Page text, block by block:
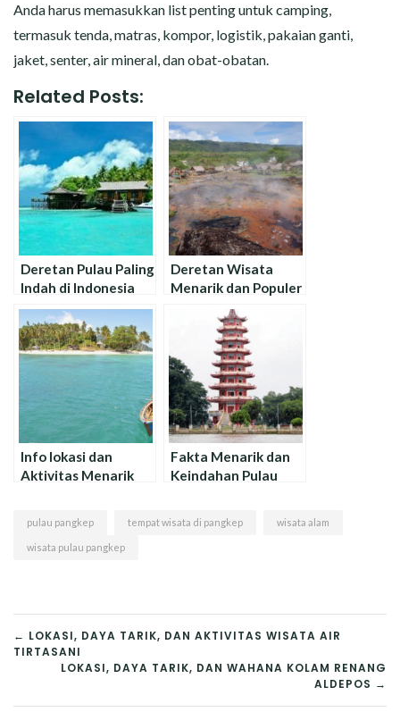
Anda harus memasukkan list penting untuk camping,
termasuk tenda, matras, kompor, logistik, pakaian ganti,
jaket, senter, air mineral, dan obat-obatan.
Related Posts:
Deretan Pulau Paling
Indah di Indonesia
untuk Liburan
Deretan Wisata
Menarik dan Populer
di Aceh Besar
Info lokasi dan
Aktivitas Menarik
Fakta Menarik dan
Keindahan Pulau
pulau pangkep tempat wisata di pangkep wisata alam
wisata pulau pangkep
NAVIGASI
POS
← LOKASI, DAYA TARIK, DAN AKTIVITAS WISATA AIR
TIRTASANI
LOKASI, DAYA TARIK, DAN WAHANA KOLAM RENANG
ALDEPOS →